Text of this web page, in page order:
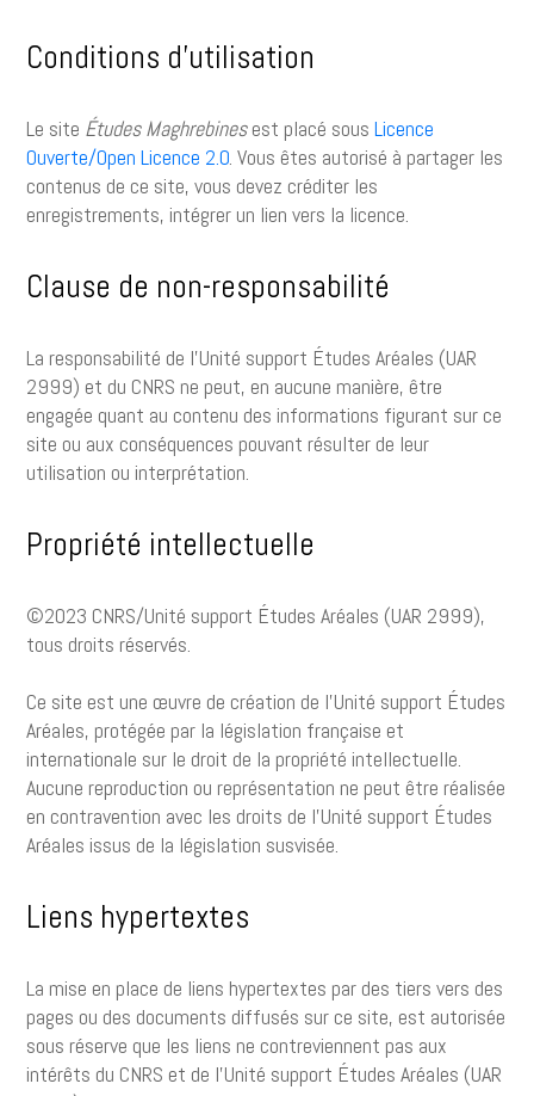
Conditions d’utilisation
Le site Études Maghrebinesest placé sousLicence
Ouverte/Open Licence 2.0. Vous êtes autorisé à partager les
contenus de ce site, vous devez créditer les
enregistrements, intégrer un lien vers la licence.
Clause de non-responsabilité
La responsabilité de l'Unité support Études Aréales (UAR
2999) et du CNRS ne peut, en aucune manière, être
engagée quant au contenu des informations figurant sur ce
site ou aux conséquences pouvant résulter de leur
utilisation ou interprétation.
Propriété intellectuelle
©2023 CNRS/Unité support Études Aréales (UAR 2999),
tous droits réservés.
Ce site est une œuvre de création de l'Unité support Études
Aréales, protégée par la législation française et
internationale sur le droit de la propriété intellectuelle.
Aucune reproduction ou représentation ne peut être réalisée
en contravention avec les droits de l'Unité support Études
Aréales issus de la législation susvisée.
Liens hypertextes
La mise en place de liens hypertextes par des tiers vers des
pages ou des documents diffusés sur ce site, est autorisée
sous réserve que les liens ne contreviennent pas aux
intérêts du CNRS et de l'Unité support Études Aréales (UAR